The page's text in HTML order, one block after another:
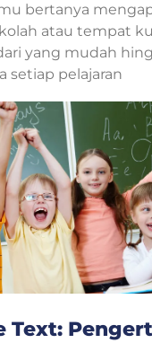
Orang
bertanya
atau tempat
yang mudah
setiap pelajaran
Text: